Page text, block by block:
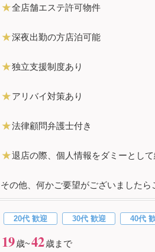
★全店舗エステ許可物件
★深夜出勤の方店泊可能
★独立支援制度あり
★アリバイ対策あり
★法律顧問弁護士付き
★退店の際、個人情報をダミーとし
その他、何かご要望がございました
20代 歓迎 30代 歓迎 40代
19歳~42歳まで